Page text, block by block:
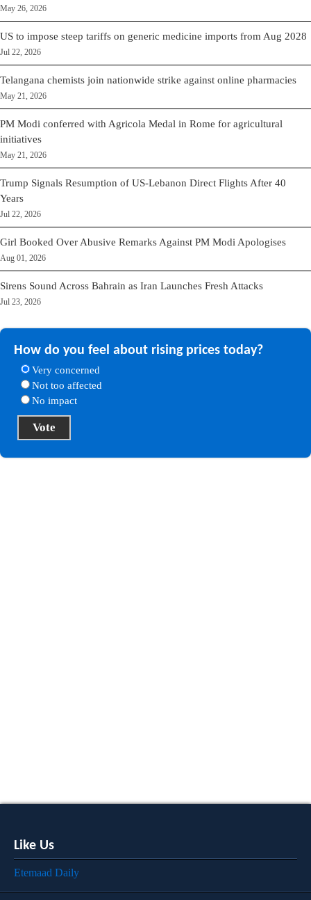
May 26, 2026
US to impose steep tariffs on generic medicine imports from Aug 2028
Jul 22, 2026
Telangana chemists join nationwide strike against online pharmacies
May 21, 2026
PM Modi conferred with Agricola Medal in Rome for agricultural
initiatives
May 21, 2026
Trump Signals Resumption of US-Lebanon Direct Flights After 40
Years
Jul 22, 2026
Girl Booked Over Abusive Remarks Against PM Modi Apologises
Aug 01, 2026
Sirens Sound Across Bahrain as Iran Launches Fresh Attacks
Jul 23, 2026
How do you feel about rising prices today?
Very concerned
Not too affected
No impact
Like Us
Etemaad Daily